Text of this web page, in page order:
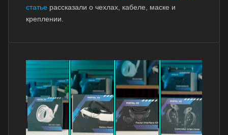
статье рассказали о чехлах, кабеле, маске и
креплении.